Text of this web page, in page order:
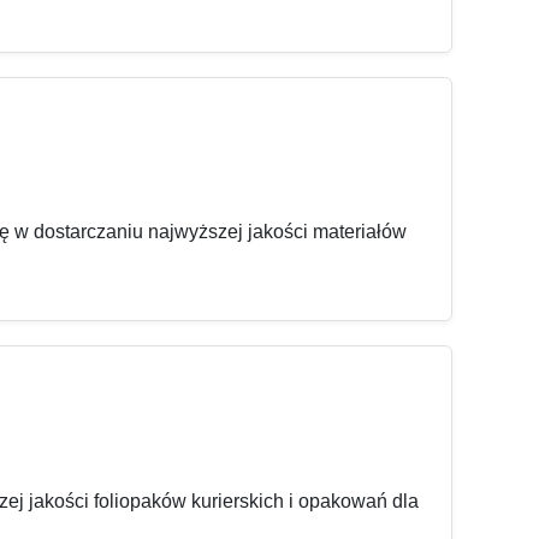
w dostarczaniu najwyższej jakości materiałów
jakości foliopaków kurierskich i opakowań dla